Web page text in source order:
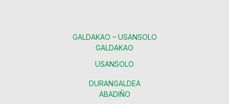
GALDAKAO – USANSOLO
GALDAKAO
USANSOLO
DURANGALDEA
ABADIÑO